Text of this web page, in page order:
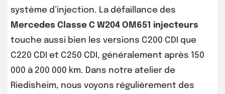
système d’injection. La défaillance des
Mercedes Classe C W204 OM651 injecteurs
touche aussi bien les versions C200 CDI que
C220 CDI et C250 CDI, généralement après 150
000 à 200 000 km. Dans notre atelier de
Riedisheim, nous voyons régulièrement des